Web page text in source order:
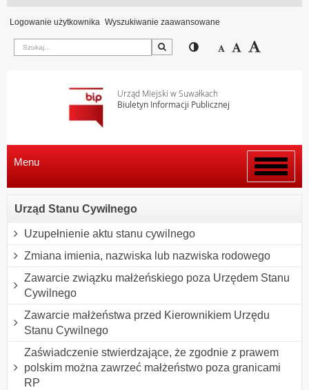
Logowanie użytkownika Wyszukiwanie zaawansowane
Szukaj Przełącz pomiędzy
Zmniejsz
Domyślny
Urząd Miejski w Suwałkach
Biuletyn Informacji Publicznej
Włącz
menu
Menu
Urząd Stanu Cywilnego
Uzupełnienie aktu stanu cywilnego
Zmiana imienia, nazwiska lub nazwiska rodowego
Zawarcie związku małżeńskiego poza Urzędem Stanu
Cywilnego
Zawarcie małżeństwa przed Kierownikiem Urzędu
Stanu Cywilnego
Zaświadczenie stwierdzające, że zgodnie z prawem
polskim można zawrzeć małżeństwo poza granicami
RP